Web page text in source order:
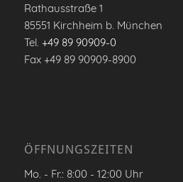
Rathausstraße 1
85551 Kirchheim b. München
Tel. +49 89 90909-0
Fax +49 89 90909-8900
ÖFFNUNGSZEITEN
Mo. - Fr.: 8:00 - 12:00 Uhr